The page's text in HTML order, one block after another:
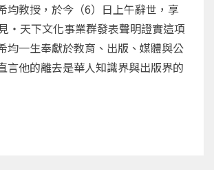
均教授，於今（6）日上午辭世，享
‧天下文化事業群發表聲明證實這項
均一生奉獻於教育、出版、媒體與公
言他的離去是華人知識界與出版界的